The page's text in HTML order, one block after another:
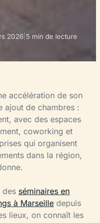
2026 5 min de lecture
accélération de son
ajout de chambres :
avec des espaces
coworking et
qui organisent
dans la région,
des séminaires en
à Marseille depuis
lieux, on connaît les